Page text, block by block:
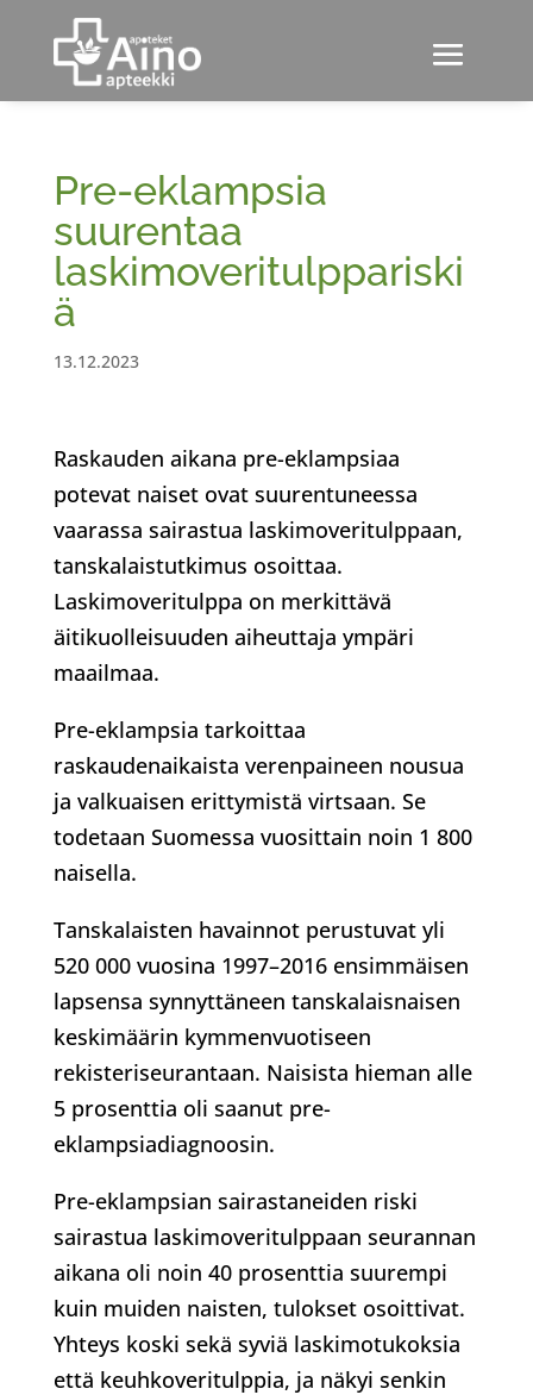
Pre-eklampsia
suurentaa
laskimoveritulppariski
ä
13.12.2023
Raskauden aikana pre-eklampsiaa
potevat naiset ovat suurentuneessa
vaarassa sairastua laskimoveritulppaan,
tanskalaistutkimus osoittaa.
Laskimoveritulppa on merkittävä
äitikuolleisuuden aiheuttaja ympäri
maailmaa.
Pre-eklampsia tarkoittaa
raskaudenaikaista verenpaineen nousua
ja valkuaisen erittymistä virtsaan. Se
todetaan Suomessa vuosittain noin 1 800
naisella.
Tanskalaisten havainnot perustuvat yli
520 000 vuosina 1997–2016 ensimmäisen
lapsensa synnyttäneen tanskalaisnaisen
keskimäärin kymmenvuotiseen
rekisteriseurantaan. Naisista hieman alle
5 prosenttia oli saanut pre-
eklampsiadiagnoosin.
Pre-eklampsian sairastaneiden riski
sairastua laskimoveritulppaan seurannan
aikana oli noin 40 prosenttia suurempi
kuin muiden naisten, tulokset osoittivat.
Yhteys koski sekä syviä laskimotukoksia
että keuhkoveritulppia, ja näkyi senkin